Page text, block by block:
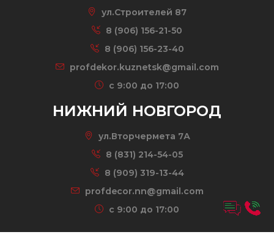
ул.Строителей 87
8 (906) 156-21-50
8 (906) 156-23-40
profdekor.kuznetsk@gmail.com
c 9:00 до 17:00
НИЖНИЙ НОВГОРОД
ул.Вторчермета 7А
8 (831) 214-54-05
8 (909) 319-13-44
profdecor.nn@gmail.com
c 9:00 до 17:00